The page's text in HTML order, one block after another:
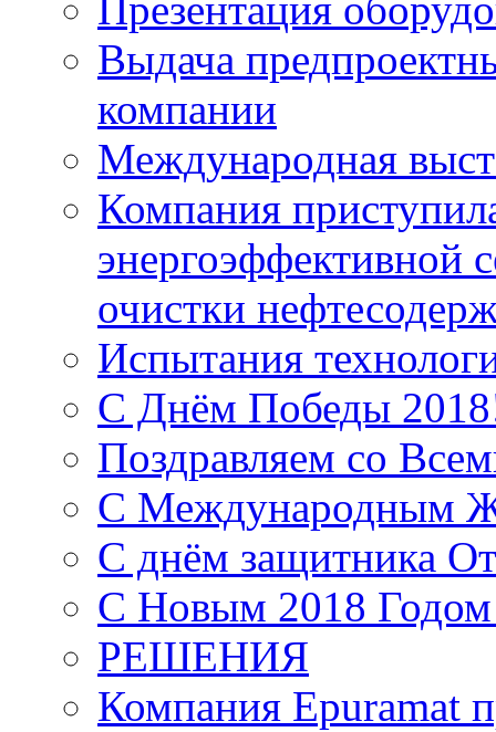
Выдача
компании
Международная
Компания
энергоэффективной
очистки
Испытания
С Днём Победы
Поздравляем со
С Международным
С днём защитника
С Новым 2018
РЕШЕНИЯ
Компания Epuramat